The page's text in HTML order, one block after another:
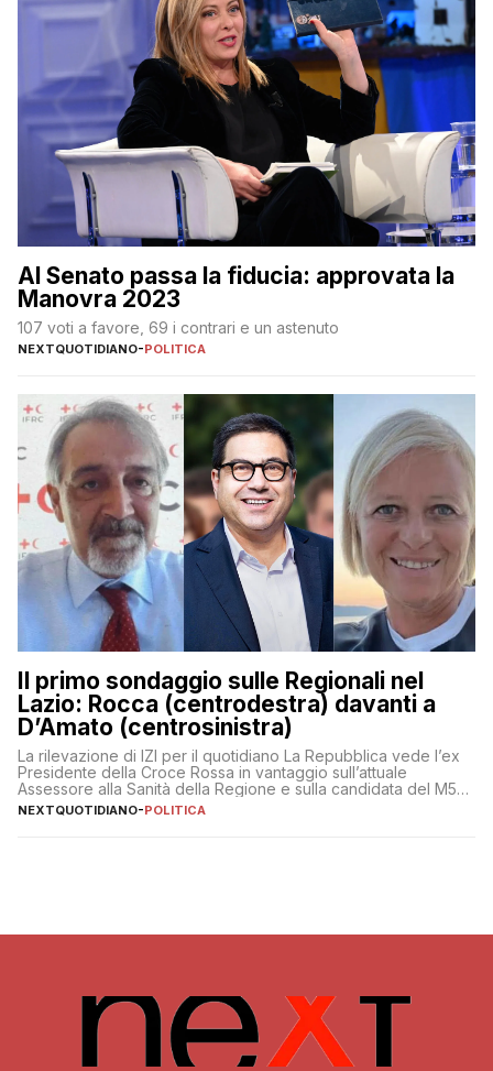
Al Senato passa la fiducia: approvata la
Manovra 2023
107 voti a favore, 69 i contrari e un astenuto
NEXTQUOTIDIANO-POLITICA
Il primo sondaggio sulle Regionali nel
Lazio: Rocca (centrodestra) davanti a
D’Amato (centrosinistra)
La rilevazione di IZI per il quotidiano La Repubblica vede l’ex
Presidente della Croce Rossa in vantaggio sull’attuale
Assessore alla Sanità della Regione e sulla candidata del M5S
Donatella Bianchi
NEXTQUOTIDIANO-POLITICA